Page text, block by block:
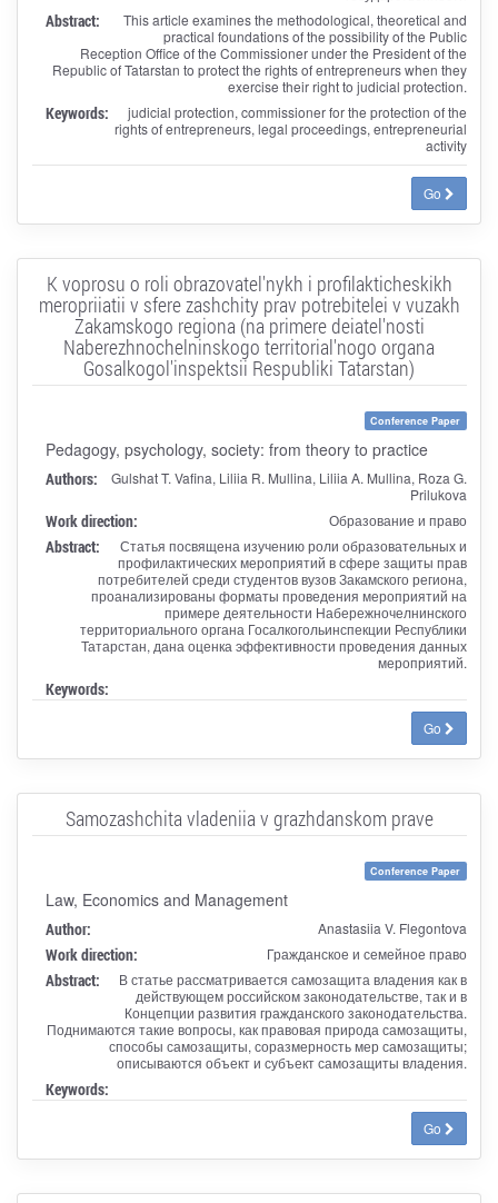
Abstract:
This article examines the methodological, theoretical and
practical foundations of the possibility of the Public
Reception Office of the Commissioner under the President of the
Republic of Tatarstan to protect the rights of entrepreneurs when they
exercise their right to judicial protection.
Keywords:
judicial protection, commissioner for the protection of the
rights of entrepreneurs, legal proceedings, entrepreneurial
activity
Go
K voprosu o roli obrazovatel'nykh i profilakticheskikh
meropriiatii v sfere zashchity prav potrebitelei v vuzakh
Zakamskogo regiona (na primere deiatel'nosti
Naberezhnochelninskogo territorial'nogo organa
Gosalkogol'inspektsii Respubliki Tatarstan)
Conference Paper
Pedagogy, psychology, society: from theory to practice
Authors:
Gulshat T. Vafina, Liliia R. Mullina, Liliia A. Mullina, Roza G.
Prilukova
Work direction: Образование и право
Abstract:
Статья посвящена изучению роли образовательных и
профилактических мероприятий в сфере защиты прав
потребителей среди студентов вузов Закамского региона,
проанализированы форматы проведения мероприятий на
примере деятельности Набережночелнинского
территориального органа Госалкогольинспекции Республики
Татарстан, дана оценка эффективности проведения данных
мероприятий.
Keywords:
Go
Samozashchita vladeniia v grazhdanskom prave
Conference Paper
Law, Economics and Management
Author: Anastasiia V. Flegontova
Work direction: Гражданское и семейное право
Abstract:
В статье рассматривается самозащита владения как в
действующем российском законодательстве, так и в
Концепции развития гражданского законодательства.
Поднимаются такие вопросы, как правовая природа самозащиты,
способы самозащиты, соразмерность мер самозащиты;
описываются объект и субъект самозащиты владения.
Keywords:
Go